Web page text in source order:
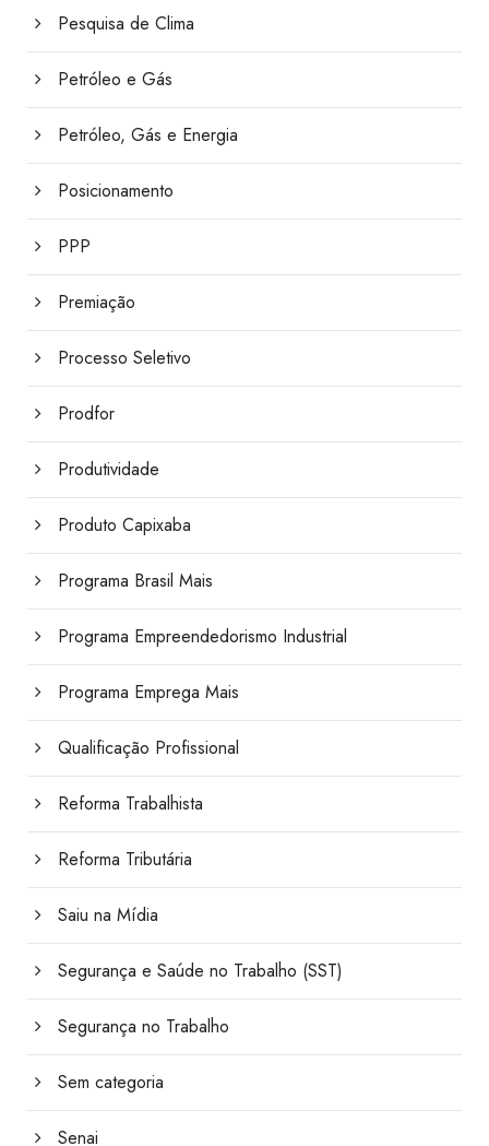
Pesquisa de Clima
Petróleo e Gás
Petróleo, Gás e Energia
Posicionamento
PPP
Premiação
Processo Seletivo
Prodfor
Produtividade
Produto Capixaba
Programa Brasil Mais
Programa Empreendedorismo Industrial
Programa Emprega Mais
Qualificação Profissional
Reforma Trabalhista
Reforma Tributária
Saiu na Mídia
Segurança e Saúde no Trabalho (SST)
Segurança no Trabalho
Sem categoria
Senai